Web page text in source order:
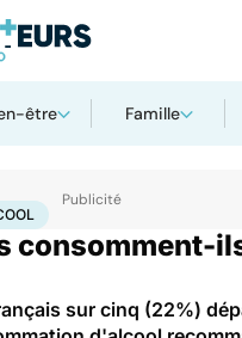
être Famille
et addictions
consomment-
sur cinq (22%)